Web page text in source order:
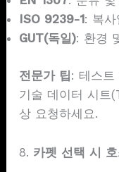
ISO 9239-1: 복사
GUT(독일): 환경
전문가 팁 : 테스트
기술 데이터 시트
상 요청하세요.
8. 카펫 선택 시